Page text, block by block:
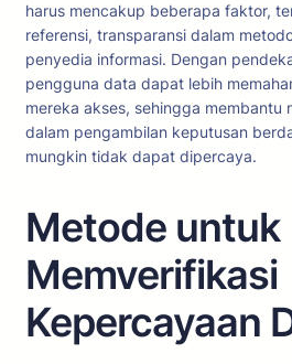
harus mencakup beberapa faktor,
referensi, transparansi dalam
penyedia informasi. Dengan
pengguna data dapat lebih
mereka akses, sehingga membantu
dalam pengambilan keputusan
mungkin tidak dapat dipercaya.
Metode untuk
Memverifikasi
Kepercayaan